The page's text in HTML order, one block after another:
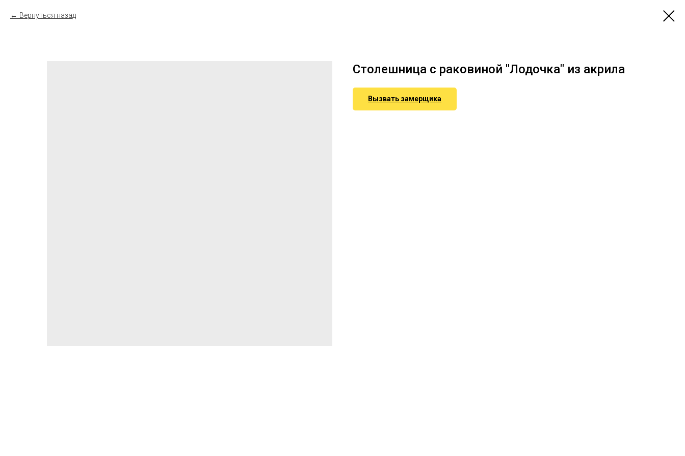
Вернуться назад
Столешница с раковиной "Лодочка" из акрила
Вызвать замерщика